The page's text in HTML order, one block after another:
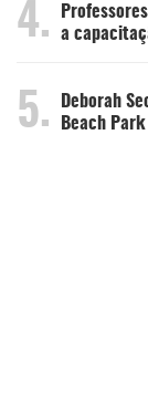
4.
a
5.
Deborah
Beach Park